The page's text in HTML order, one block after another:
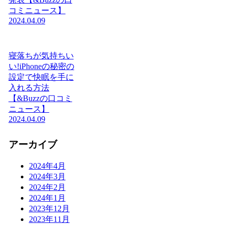
コミニュース】
2024.04.09
寝落ちが気持ちい
い!iPhoneの秘密の
設定で快眠を手に
入れる方法
【&Buzzの口コミ
ニュース】
2024.04.09
アーカイブ
2024年4月
2024年3月
2024年2月
2024年1月
2023年12月
2023年11月